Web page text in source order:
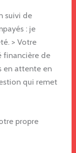
suivi de
: je
> Votre
financière de
en attente en
qui remet
propre